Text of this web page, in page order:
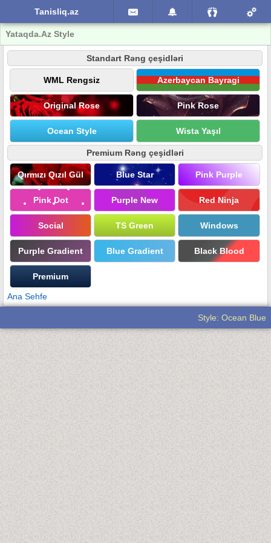
Tanisliq.az
Yataqda.Az Style
Standart Rəng çeşidləri
WML Rengsiz Azerbaycan Bayragi
Original Rose Pink Rose
Ocean Style Wista Yaşıl
Premium Rəng çeşidləri
Qırmızı Qızıl Gül Blue Star Pink Purple
Pink Dot Purple New Red Ninja
Social TS Green Windows
Purple Gradient Blue Gradient Black Blood
Premium
Ana Sehfe
Style: Ocean Blue